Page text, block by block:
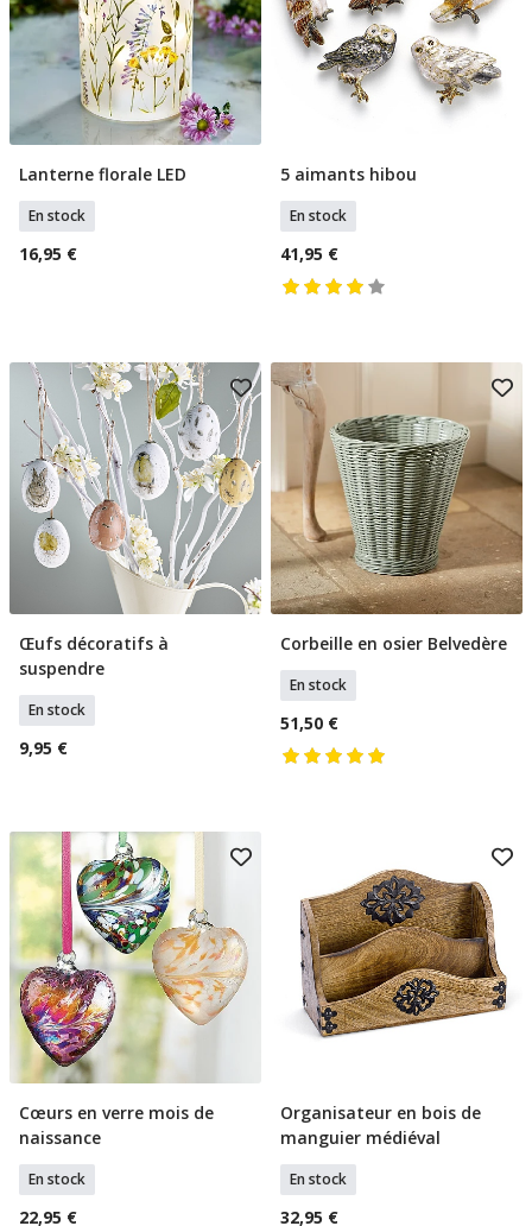
Ajouter Au Panier
Lanterne florale LED
En stock
16,95 €
Ajouter Au Panier
5 aimants hibou
En stock
41,95 €
Ajouter Au Panier
Œufs décoratifs à
suspendre
En stock
9,95 €
Ajouter Au Panier
Corbeille en osier Belvedère
En stock
51,50 €
Ajouter Au Panier
Cœurs en verre mois de
naissance
En stock
22,95 €
Ajouter Au Panier
Organisateur en bois de
manguier médiéval
En stock
32,95 €